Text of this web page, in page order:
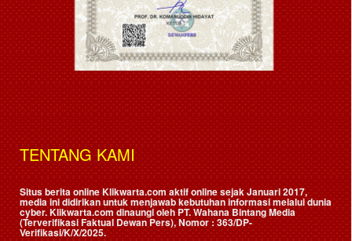
TENTANG KAMI
Situs berita online Klikwarta.com aktif online sejak Januari 2017,
media ini didirikan untuk menjawab kebutuhan informasi melalui dunia
cyber. Klikwarta.com dinaungi oleh PT. Wahana Bintang Media
(Terverifikasi Faktual Dewan Pers), Nomor : 363/DP-
Verifikasi/K/X/2025.